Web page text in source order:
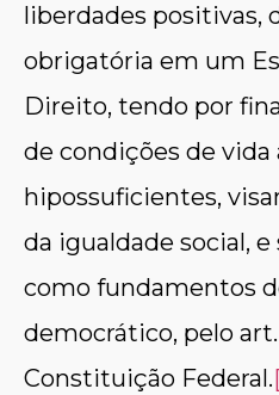
liberdades positivas,
obrigatória em um
Direito, tendo por
de condições de vida
hipossuficientes,
da igualdade social, e
como fundamentos
democrático, pelo art.
Constituição Federal.